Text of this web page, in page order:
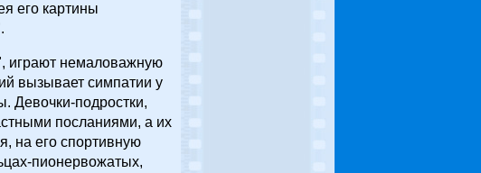
его картины
играют немаловажную
вызывает симпатии у
Девочки-подростки,
посланиями, а их
на его спортивную
пионервожатых,